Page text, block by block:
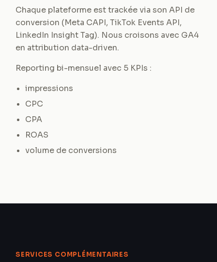
Chaque plateforme est trackée via son API de
conversion (Meta CAPI, TikTok Events API,
LinkedIn Insight Tag). Nous croisons avec GA4
en attribution data-driven.
Reporting bi-mensuel avec 5 KPIs :
impressions
CPC
CPA
ROAS
volume de conversions
SERVICES COMPLÉMENTAIRES